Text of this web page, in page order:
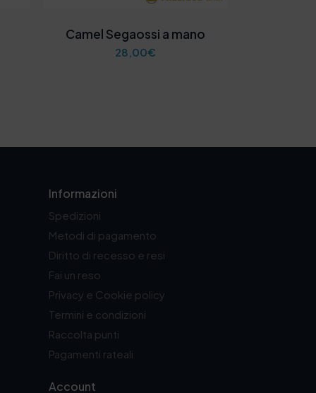
Camel Segaossi a mano
28,00€
Informazioni
Spedizioni
Metodi di pagamento
Diritto di recesso e resi
Fai un reso
Privacy e Cookie policy
Termini e condizioni
Raccolta punti
Pagamenti rateali
Account